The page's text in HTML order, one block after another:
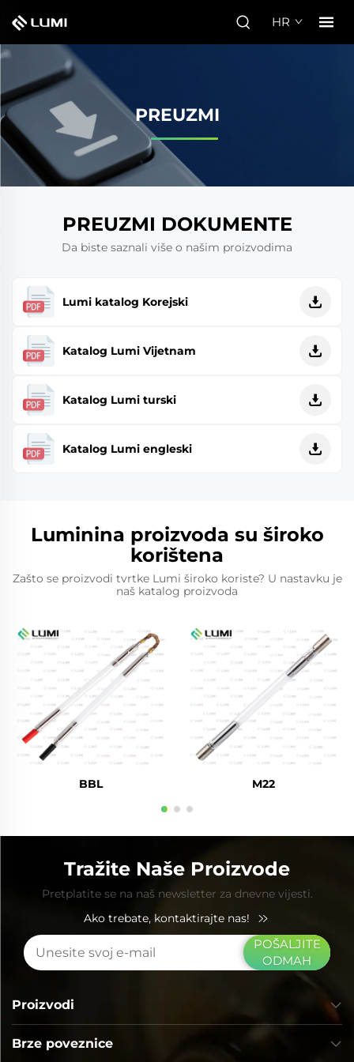
HR
PREUZMI
PREUZMI DOKUMENTE
Da biste saznali više o našim proizvodima
Lumi katalog Korejski
Katalog Lumi Vijetnam
Katalog Lumi turski
Katalog Lumi engleski
Luminina proizvoda su široko
korištena
Zašto se proizvodi tvrtke Lumi široko koriste? U nastavku je
naš katalog proizvoda
BBL M22
Tražite Naše Proizvode
Pretplatite se na naš newsletter za dnevne vijesti.
Ako trebate, kontaktirajte nas!
POŠALJITE
ODMAH
Brze poveznice
Proizvodi